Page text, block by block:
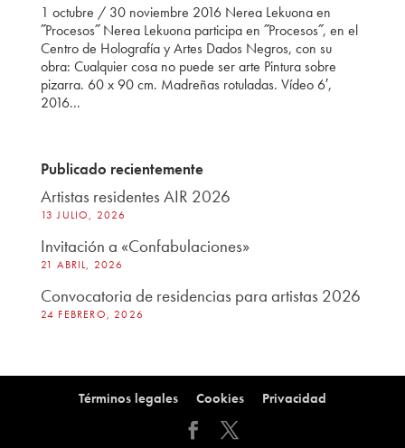
1 octubre / 30 noviembre 2016 Nerea Lekuona en
˝Procesos˝ Nerea Lekuona participa en ˝Procesos˝, en el
Centro de Holografía y Artes Dados Negros, con su
obra: Cualquier cosa no puede ser arte Pintura sobre
pizarra. 60 x 90 cm. Madreñas rotuladas. Vídeo 6′,
2016...
Publicado recientemente
Artistas residentes AIR 2026
13 JULIO, 2026
Invitación a «Confabulaciones»
21 ABRIL, 2026
Convocatoria de residencias para artistas 2026
24 FEBRERO, 2026
Términos legales Cookies Privacidad